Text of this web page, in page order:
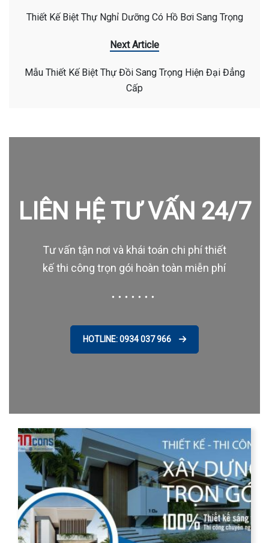
Thiết Kế Biệt Thự Nghỉ Dưỡng Có Hồ Bơi Sang Trọng
Next Article
Mẫu Thiết Kế Biệt Thự Đồi Sang Trọng Hiện Đại Đẳng
Cấp
LIÊN HỆ TƯ VẤN 24/7
Tư vấn tận nơi và khái toán chi phí thiết
kế thi công trọn gói hoàn toàn miễn phí
HOTLINE: 0934 037 966